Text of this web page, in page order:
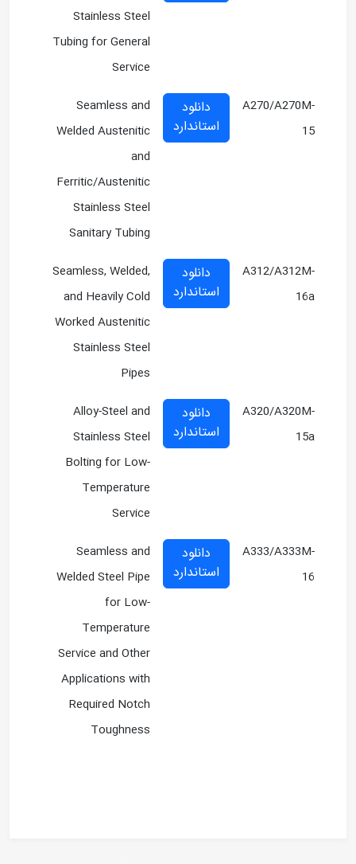
Stainless Steel
Tubing for General
Service
A270/A270M-
15
دانلود
استاندارد
Seamless and
Welded Austenitic
and
Ferritic/Austenitic
Stainless Steel
Sanitary Tubing
A312/A312M-
16a
دانلود
استاندارد
Seamless, Welded,
and Heavily Cold
Worked Austenitic
Stainless Steel
Pipes
A320/A320M-
15a
دانلود
استاندارد
Alloy-Steel and
Stainless Steel
Bolting for Low-
Temperature
Service
A333/A333M-
16
دانلود
استاندارد
Seamless and
Welded Steel Pipe
for Low-
Temperature
Service and Other
Applications with
Required Notch
Toughness